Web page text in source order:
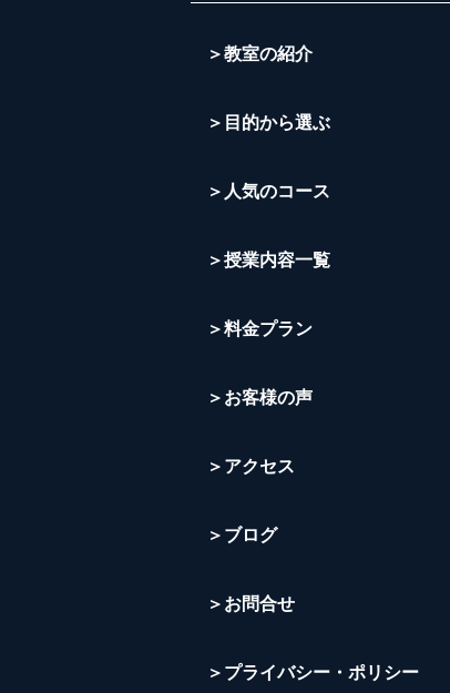
＞教室の紹介
＞目的から選ぶ
＞人気のコース
＞授業内容一覧
＞料金プラン
＞お客様の声
＞アクセス
＞ブログ
＞お問合せ
＞プライバシー・ポリシー